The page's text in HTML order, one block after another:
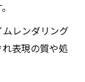
レンダリング
表現の質や処